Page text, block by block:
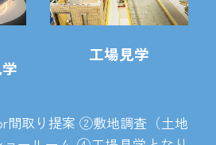
工場見学
取り提案 ②敷地調査（土地